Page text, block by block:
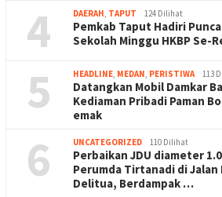
4 DAERAH, TAPUT 124 Dilihat
Pemkab Taput Hadiri
Sekolah Minggu HKBP Se-
5 HEADLINE, MEDAN, PERISTIWA 113
Datangkan Mobil Damkar
Kediaman Pribadi Paman
emak
6 UNCATEGORIZED 110 Dilihat
Perbaikan JDU diameter
Perumda Tirtanadi di Jalan
Delitua, Berdampak …